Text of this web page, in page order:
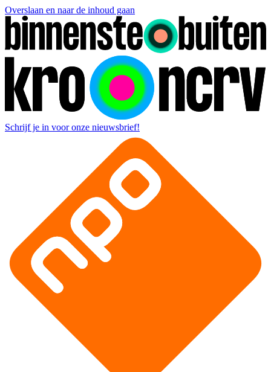
Overslaan en naar de inhoud gaan
Schrijf je in voor onze nieuwsbrief!